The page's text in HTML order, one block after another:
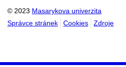
© 2023 Masarykova univerzita
Správce stránek
Cookies Zdroje